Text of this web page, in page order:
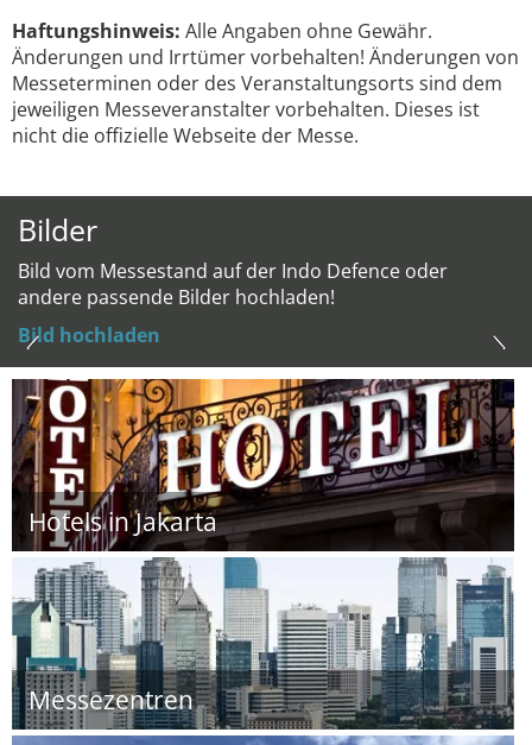
Haftungshinweis: Alle Angaben ohne Gewähr.
Änderungen und Irrtümer vorbehalten! Änderungen von
Messeterminen oder des Veranstaltungsorts sind dem
jeweiligen Messeveranstalter vorbehalten. Dieses ist
nicht die offizielle Webseite der Messe.
Bilder
Bild vom Messestand auf der Indo Defence oder
andere passende Bilder hochladen!
Bild hochladen
Hotels in Jakarta
Messezentren